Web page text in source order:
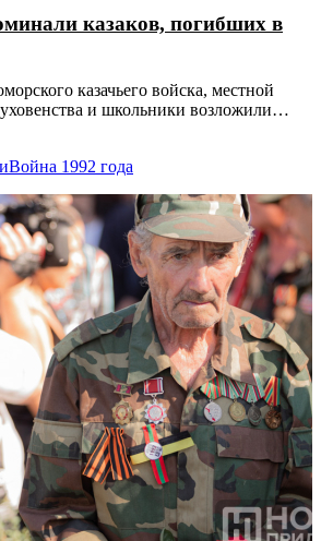
казаков, погибших в
казачьего войска, местной
и школьники возложили
Война 1992 года